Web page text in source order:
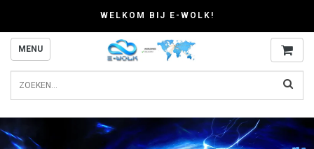
WELKOM BIJ E-WOLK!
MENU